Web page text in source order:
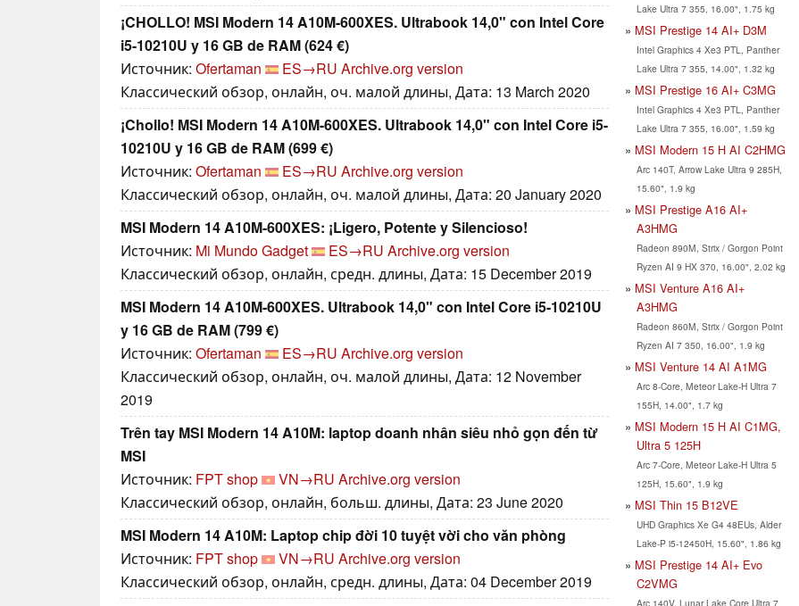
¡CHOLLO! MSI Modern 14 A10M-600XES. Ultrabook 14,0" con Intel Core
i5-10210U y 16 GB de RAM (624 €)
Источник: Ofertaman ES→RU Archive.org version
Классический обзор, онлайн, оч. малой длины, Дата: 13 March 2020
¡Chollo! MSI Modern 14 A10M-600XES. Ultrabook 14,0" con Intel Core i5-
10210U y 16 GB de RAM (699 €)
Источник: Ofertaman ES→RU Archive.org version
Классический обзор, онлайн, оч. малой длины, Дата: 20 January 2020
MSI Modern 14 A10M-600XES: ¡Ligero, Potente y Silencioso!
Источник: Mi Mundo Gadget ES→RU Archive.org version
Классический обзор, онлайн, средн. длины, Дата: 15 December 2019
MSI Modern 14 A10M-600XES. Ultrabook 14,0" con Intel Core i5-10210U
y 16 GB de RAM (799 €)
Источник: Ofertaman ES→RU Archive.org version
Классический обзор, онлайн, оч. малой длины, Дата: 12 November
2019
Trên tay MSI Modern 14 A10M: laptop doanh nhân siêu nhỏ gọn đến từ
MSI
Источник: FPT shop VN→RU Archive.org version
Классический обзор, онлайн, больш. длины, Дата: 23 June 2020
MSI Modern 14 A10M: Laptop chip đời 10 tuyệt vời cho văn phòng
Источник: FPT shop VN→RU Archive.org version
Классический обзор, онлайн, средн. длины, Дата: 04 December 2019
Lake Ultra 7 355, 16.00", 1.75 kg
MSI Prestige 14 AI+ D3M
Intel Graphics 4 Xe3 PTL, Panther
Lake Ultra 7 355, 14.00", 1.32 kg
MSI Prestige 16 AI+ C3MG
Intel Graphics 4 Xe3 PTL, Panther
Lake Ultra 7 355, 16.00", 1.59 kg
MSI Modern 15 H AI C2HMG
Arc 140T, Arrow Lake Ultra 9 285H,
15.60", 1.9 kg
MSI Prestige A16 AI+
A3HMG
Radeon 890M, Strix / Gorgon Point
Ryzen AI 9 HX 370, 16.00", 2.02 kg
MSI Venture A16 AI+
A3HMG
Radeon 860M, Strix / Gorgon Point
Ryzen AI 7 350, 16.00", 1.9 kg
MSI Venture 14 AI A1MG
Arc 8-Core, Meteor Lake-H Ultra 7
155H, 14.00", 1.7 kg
MSI Modern 15 H AI C1MG,
Ultra 5 125H
Arc 7-Core, Meteor Lake-H Ultra 5
125H, 15.60", 1.9 kg
MSI Thin 15 B12VE
UHD Graphics Xe G4 48EUs, Alder
Lake-P i5-12450H, 15.60", 1.86 kg
MSI Prestige 14 AI+ Evo
C2VMG
Arc 140V, Lunar Lake Core Ultra 7